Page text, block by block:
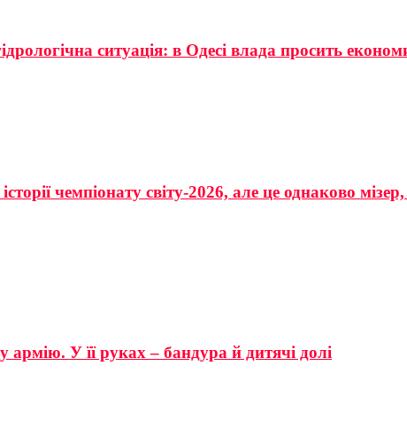
ситуація: в Одесі влада просить
чемпіонату світу-2026, але це однаково
армію. У її руках – бандура й дитячі долі